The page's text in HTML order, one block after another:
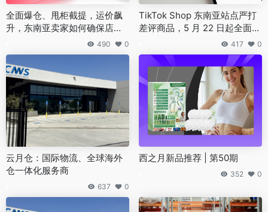
全面爆仓、甩柜截提，运价飙
升，东南亚卖家如何确保店铺
490 0
TikTok Shop 东南亚站点严打
差评商品，5 月 22 日起全面下
417 0
云月仓：国际物流、全球海外
仓一体化服务商
637 0
西之月新品推荐 | 第50期
352 0